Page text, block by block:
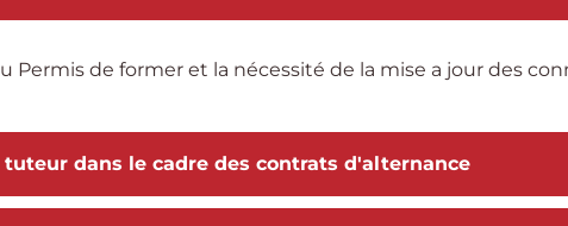
Permis de former et la nécessité de la mise a jour des
dans le cadre des contrats d'alternance